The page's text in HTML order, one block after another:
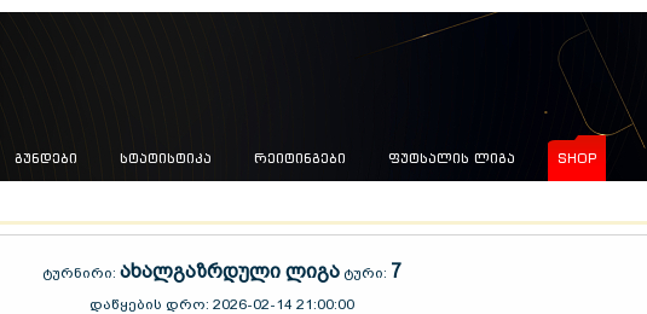
ᲒᲣᲜᲓᲔᲑᲘ ᲡᲢᲐᲢᲘᲡᲢᲘᲙᲐ ᲠᲔᲘᲢᲘᲜᲒᲔᲑᲘ ᲤᲣᲢᲡᲐᲚᲘᲡ ᲚᲘᲒᲐ SHOP
ტურნირი: ახალგაზრდული ლიგა ტური: 7
დაწყების დრო: 2026-02-14 21:00:00